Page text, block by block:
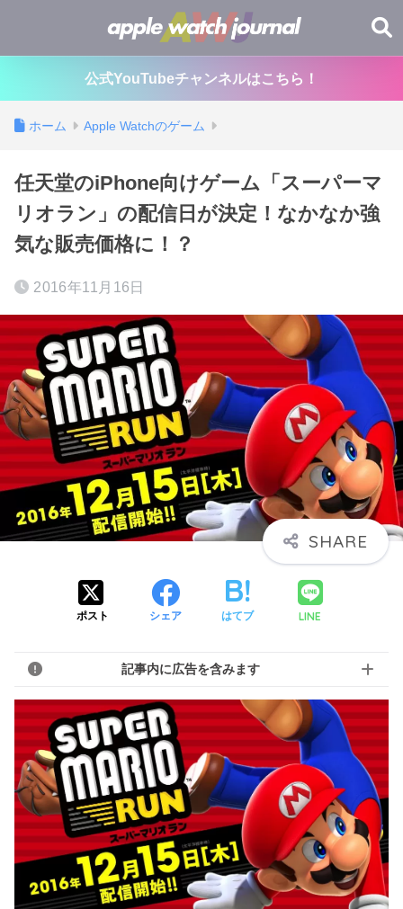
公式YouTubeチャンネルはこちら！
ホーム Apple Watchのゲーム
任天堂のiPhone向けゲーム「スーパーマ
リオラン」の配信日が決定！なかなか強
気な販売価格に！？
2016年11月16日
ポスト シェア はてブ LINE
記事内に広告を含みます